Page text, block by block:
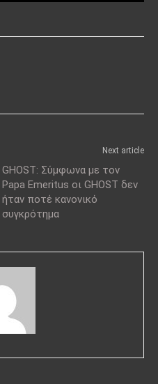
Next article
GHOST: Σύμφωνα με τον
Papa Emeritus οι GHOST δεν
ήταν ποτέ κανονικό
συγκρότημα